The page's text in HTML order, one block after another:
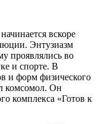
вскоре
Энтузиазм
проявлялись во
и спорте. В
и форм физического
комсомол. Он
комплекса «Готов к